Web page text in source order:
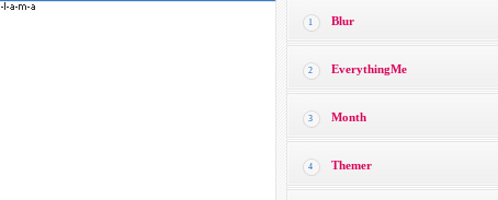
1 Blur
2 EverythingMe
3 Month
4 Themer